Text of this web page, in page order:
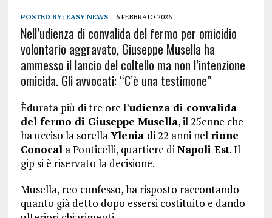
POSTED BY: EASY NEWS 6 FEBBRAIO 2026
Nell’udienza di convalida del fermo per omicidio
volontario aggravato, Giuseppe Musella ha
ammesso il lancio del coltello ma non l’intenzione
omicida. Gli avvocati: “C’è una testimone”
Èdurata più di tre ore l’udienza di convalida
del fermo di Giuseppe Musella, il 25enne che
ha ucciso la sorellaYlenia di 22 anni nel rione
Conocala Ponticelli, quartiere diNapoli Est. Il
gip si è riservato la decisione.
Musella, reo confesso, ha risposto raccontando
quanto già detto dopo essersi costituito e dando